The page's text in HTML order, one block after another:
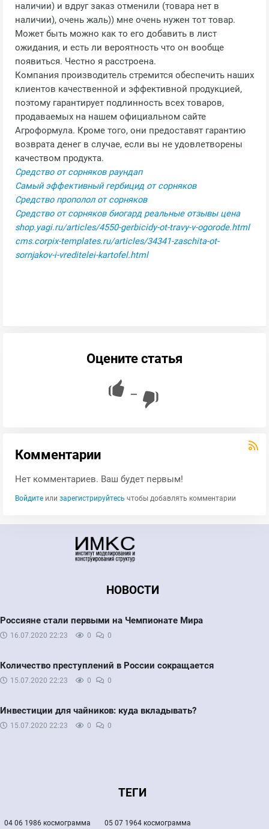
наличии) и вдруг заказ отменили (товара нет в
наличии), очень жаль)) мне очень нужен тот товар.
Может быть можно как то его добавить в лист
ожидания, и есть ли вероятность что он вообще
появиться. Честно я расстроена.
Компания производитель стремится обеспечить наших
клиентов качественной и эффективной продукцией,
поэтому гарантирует подлинность всех товаров,
продаваемых на нашем официальном сайте
Агроформула. Кроме того, они предоставят гарантию
возврата денег в случае, если вы не удовлетворены
качеством продукта.
Средство от сорняков раундап
Самый эффективный гербицид от сорняков
Средство прополол от сорняков
Средство от сорняков биогард реальные отзывы цена
shop.yagi.ru/articles/4550-gerbicidy-ot-travy-v-ogorode.html
cms.corpix-templates.ru/articles/34341-zaschita-ot-
sornjakov-i-vreditelei-kartofel.html
Оцените статья
—
Комментарии
Нет комментариев. Ваш будет первым!
Войдите или зарегистрируйтесь чтобы добавлять комментарии
НОВОСТИ
Россияне стали первыми на Чемпионате Мира
16.07.2020 22:23 0 0
Количество преступлений в России сокращается
15.07.2020 22:23 0 0
Инвестиции для чайников: куда вкладывать?
15.07.2020 22:23 0 0
ТЕГИ
04 06 1986 космограмма 05 07 1964 космограмма